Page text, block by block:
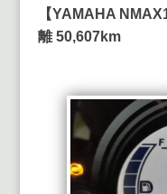
【YAMAHA
離 50,607km